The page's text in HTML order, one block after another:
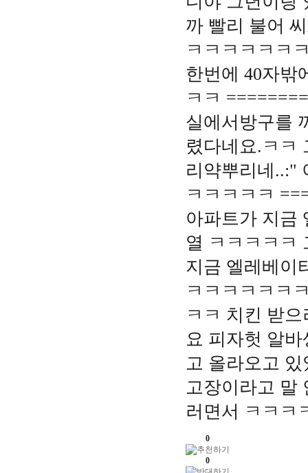
까 빨리 불어
ㅋㅋㅋㅋㅋㅋ
한번에 40자밖
ㅋㅋ
실에서방구를
렸다네요.ㅋㅋ
리약뿌리네..:"
ㅋㅋㅋㅋㅋ
아파트가 지금
열 ㅋㅋㅋㅋㅋ
지금 엘레베이
ㅋㅋㅋㅋㅋㅋ
ㅋㅋ 치킨 받
요 피자헛 알
고 올라오고
고장이라고 말
러면서 ㅋㅋㅋ
0
0